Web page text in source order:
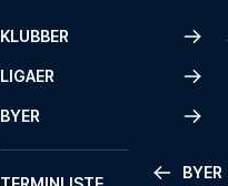
KLUBBER
LIGAER
BYER
BYER